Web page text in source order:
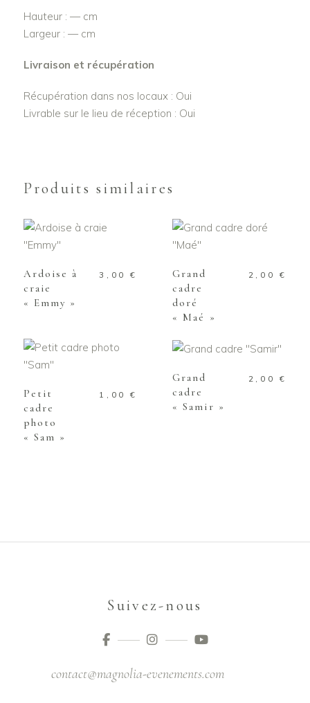
Hauteur : — cm
Largeur : — cm
Livraison et récupération
Récupération dans nos locaux : Oui
Livrable sur le lieu de réception : Oui
Produits similaires
AJOUTER AU
Ardoise à
craie
« Emmy »
3,00€
AJOUTER AU
Grand
cadre
doré
« Maé »
2,00 €
AJOUTER AU
Petit
cadre
photo
« Sam »
1,00€
PANIER
Grand
cadre
« Samir »
2,00 €
Suivez-nous
contact@magnolia-evenements.com